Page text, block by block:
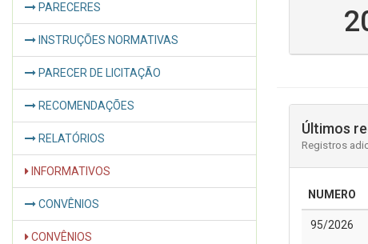
PARECERES
INSTRUÇÕES NORMATIVAS
PARECER DE LICITAÇÃO
RECOMENDAÇÕES
RELATÓRIOS
INFORMATIVOS
CONVÊNIOS
CONVÊNIOS
Últimos
Registros
NUMERO
95/2026